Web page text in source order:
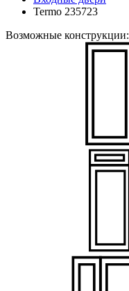
Termo 235723
Возможные конструкции: